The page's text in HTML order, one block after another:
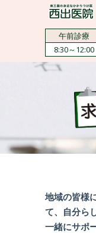
午前診療
8:30～12:00
地域の皆様
て、自分ら
一緒にサポ